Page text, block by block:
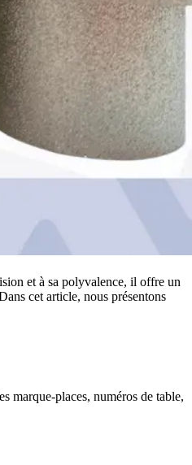
et à sa polyvalence, il offre un
cet article, nous présentons
marque-places, numéros de table,